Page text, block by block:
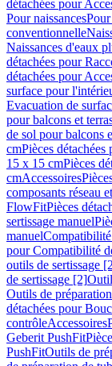
détachées pour
Pour naissances
conventionnelle
Naissances d'eaux
détachées pour
détachées pour
surface pour
Evacuation de
pour balcons et
de sol pour balcons
cmPièces
15 x 15 cmPièces
cmAccessoires
composants réseau
FlowFitPièces
sertissage manuel
manuel
pour Compatibilité
outils de sertissage
de sertissage [2]
Outils de
détachées pour
contrôleAccessoires
Geberit PushFit
PushFitOutils de